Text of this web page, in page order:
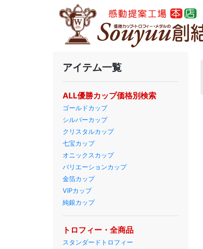
アイテム一覧
ALL優勝カップ価格別検索
ゴールドカップ
シルバーカップ
クリスタルカップ
七宝カップ
オニックスカップ
バリエーションカップ
金箔カップ
VIPカップ
純銀カップ
トロフィー・全商品
スタンダードトロフィー